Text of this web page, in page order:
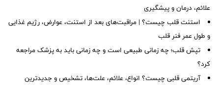
علائم، درمان و پیشگیری
استنت قلب چیست؟ | مراقبت‌های بعد از استنت، عوارض، رژیم غذایی
و طول عمر فنر قلب
تپش قلب؛ چه زمانی طبیعی است و چه زمانی باید به پزشک مراجعه
کرد؟
آریتمی قلبی چیست؟ انواع، علائم، علت‌ها، تشخیص و جدیدترین